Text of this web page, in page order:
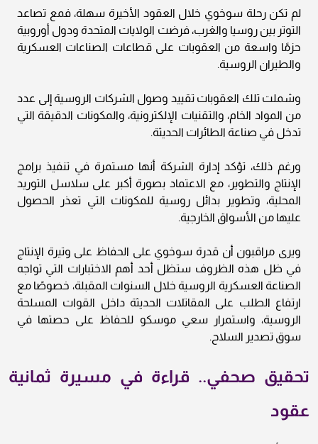
لم تكن رحلة سوخوي خلال العقود الأخيرة سهلة، فمع تصاعد
التوتر بين روسيا والغرب، فرضت الولايات المتحدة ودول أوروبية
حزمًا واسعة من العقوبات على قطاعات الصناعات العسكرية
والطيران الروسية.
وشملت تلك العقوبات تقييد وصول الشركات الروسية إلى عدد
من المواد الخام، والتقنيات الإلكترونية، والمكونات الدقيقة التي
تدخل في صناعة الطائرات الحديثة.
ورغم ذلك، تؤكد إدارة الشركة أنها مستمرة في تنفيذ برامج
الإنتاج والتطوير، مع الاعتماد بصورة أكبر على سلاسل التوريد
المحلية، وتطوير بدائل روسية للمكونات التي تعذر الحصول
عليها من الأسواق الخارجية.
ويرى مراقبون أن قدرة سوخوي على الحفاظ على وتيرة الإنتاج
في ظل هذه الظروف ستظل أحد أهم الاختبارات التي تواجه
الصناعة العسكرية الروسية خلال السنوات المقبلة، خصوصًا مع
ارتفاع الطلب على المقاتلات الحديثة داخل القوات المسلحة
الروسية، واستمرار سعي موسكو للحفاظ على حصتها في
سوق تصدير السلاح.
تحقيق صحفي.. قراءة في مسيرة ثمانية
عقود